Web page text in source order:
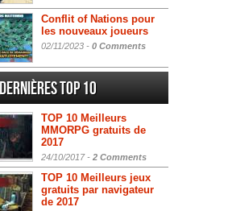
Conflit of Nations pour
les nouveaux joueurs
02/11/2023 - 0 Comments
Dernières Top 10
TOP 10 Meilleurs
MMORPG gratuits de
2017
24/10/2017 - 2 Comments
TOP 10 Meilleurs jeux
gratuits par navigateur
de 2017